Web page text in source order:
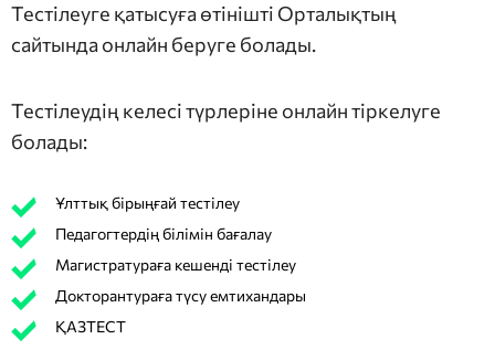
Тестілеуге қатысуға өтінішті Орталықтың
сайтында онлайн беруге болады.
Тестілеудің келесі түрлеріне онлайн тіркелуге
болады:
Ұлттық бірыңғай тестілеу
Педагогтердің білімін бағалау
Магистратураға кешенді тестілеу
Докторантураға түсу емтихандары
ҚАЗТЕСТ